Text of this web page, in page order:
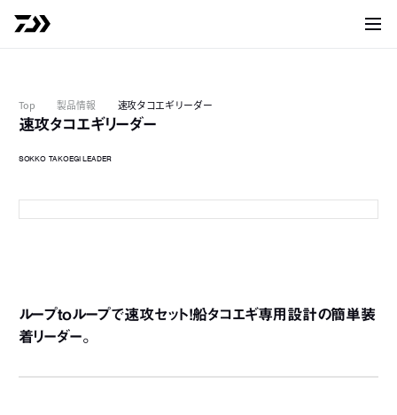
サイ
Top 製品情報 速攻タコエギリーダー
速攻タコエギリーダー
SOKKO TAKOEGI LEADER
ループtoループで速攻セット！船タコエギ専用設計の簡単装
着リーダー。